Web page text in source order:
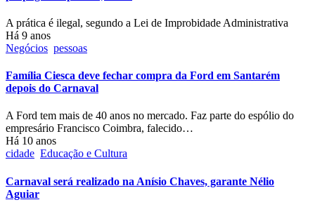
A prática é ilegal, segundo a Lei de Improbidade Administrativa
Há 9 anos
Negócios pessoas
Família Ciesca deve fechar compra da Ford em Santarém
depois do Carnaval
A Ford tem mais de 40 anos no mercado. Faz parte do espólio do
empresário Francisco Coimbra, falecido…
Há 10 anos
cidade Educação e Cultura
Carnaval será realizado na Anísio Chaves, garante Nélio
Aguiar